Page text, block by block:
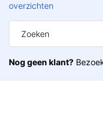
overzichten
Nog geen klant?